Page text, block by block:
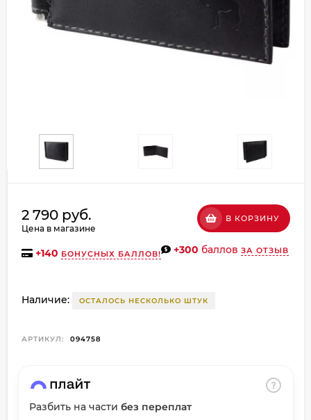
2 790 руб.
Цена в магазине
В КОРЗИНУ
+140 БОНУСНЫХ БАЛЛОВ! +300 баллов ЗА ОТЗЫВ
Наличие: ОСТАЛОСЬ НЕСКОЛЬКО ШТУК
АРТИКУЛ: 094758
Разбить на части без переплат
Добавляйте товары
в корзину
Получайте товар
выбранный способом
Оставшиеся
списываться
с вашей карты
каждые 2 недели
Подробнее
8 800 302-02-51